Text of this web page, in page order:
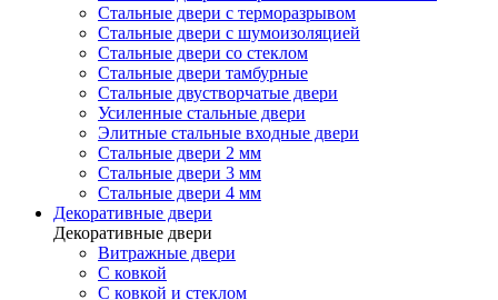
Стальные двери с терморазрывом
Стальные двери с шумоизоляцией
Стальные двери со стеклом
Стальные двери тамбурные
Стальные двустворчатые двери
Усиленные стальные двери
Элитные стальные входные двери
Стальные двери 2 мм
Стальные двери 3 мм
Стальные двери 4 мм
Декоративные двери
Декоративные двери
Витражные двери
С ковкой
С ковкой и стеклом